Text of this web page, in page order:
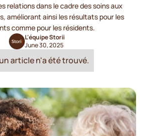
relations dans le cadre des soins aux
améliorant ainsi les résultats pour les
comme pour les résidents.
L'équipe Storii
June 30, 2025
article n'a été trouvé.